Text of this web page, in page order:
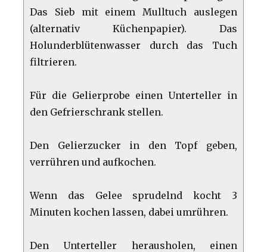
Das Sieb mit einem Mulltuch auslegen
(alternativ Küchenpapier). Das
Holunderblütenwasser durch das Tuch
filtrieren.
Für die Gelierprobe einen Unterteller in
den Gefrierschrank stellen.
Den Gelierzucker in den Topf geben,
verrühren und aufkochen.
Wenn das Gelee sprudelnd kocht 3
Minuten kochen lassen, dabei umrühren.
Den Unterteller herausholen, einen